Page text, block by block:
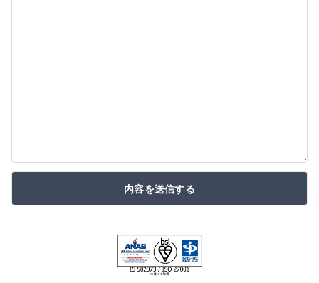
内容を送信する